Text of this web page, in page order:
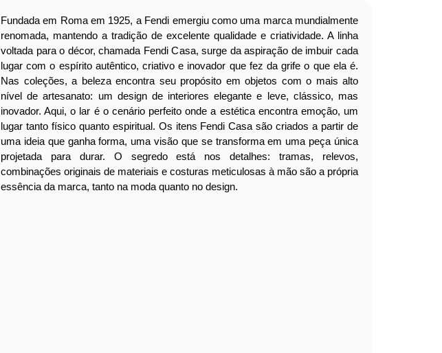
Fundada em Roma em 1925, a Fendi emergiu como uma marca mundialmente
renomada, mantendo a tradição de excelente qualidade e criatividade. A linha
voltada para o décor, chamada Fendi Casa, surge da aspiração de imbuir cada
lugar com o espírito autêntico, criativo e inovador que fez da grife o que ela é.
Nas coleções, a beleza encontra seu propósito em objetos com o mais alto
nível de artesanato: um design de interiores elegante e leve, clássico, mas
inovador. Aqui, o lar é o cenário perfeito onde a estética encontra emoção, um
lugar tanto físico quanto espiritual. Os itens Fendi Casa são criados a partir de
uma ideia que ganha forma, uma visão que se transforma em uma peça única
projetada para durar. O segredo está nos detalhes: tramas, relevos,
combinações originais de materiais e costuras meticulosas à mão são a própria
essência da marca, tanto na moda quanto no design.